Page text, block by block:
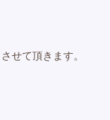
せて頂きます。